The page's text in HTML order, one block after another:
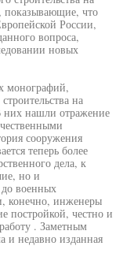
показывающие, что
России,
вопроса,
новых
монографий,
на
них нашли отражение
сооружения
теперь более
дела, к
но и
до военных
конечно, инженеры
постройкой, честно и
. Заметным
и недавно изданная